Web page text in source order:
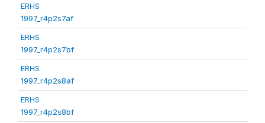
ERHS
1997_r4p2s7af
ERHS
1997_r4p2s7bf
ERHS
1997_r4p2s8af
ERHS
1997_r4p2s8bf